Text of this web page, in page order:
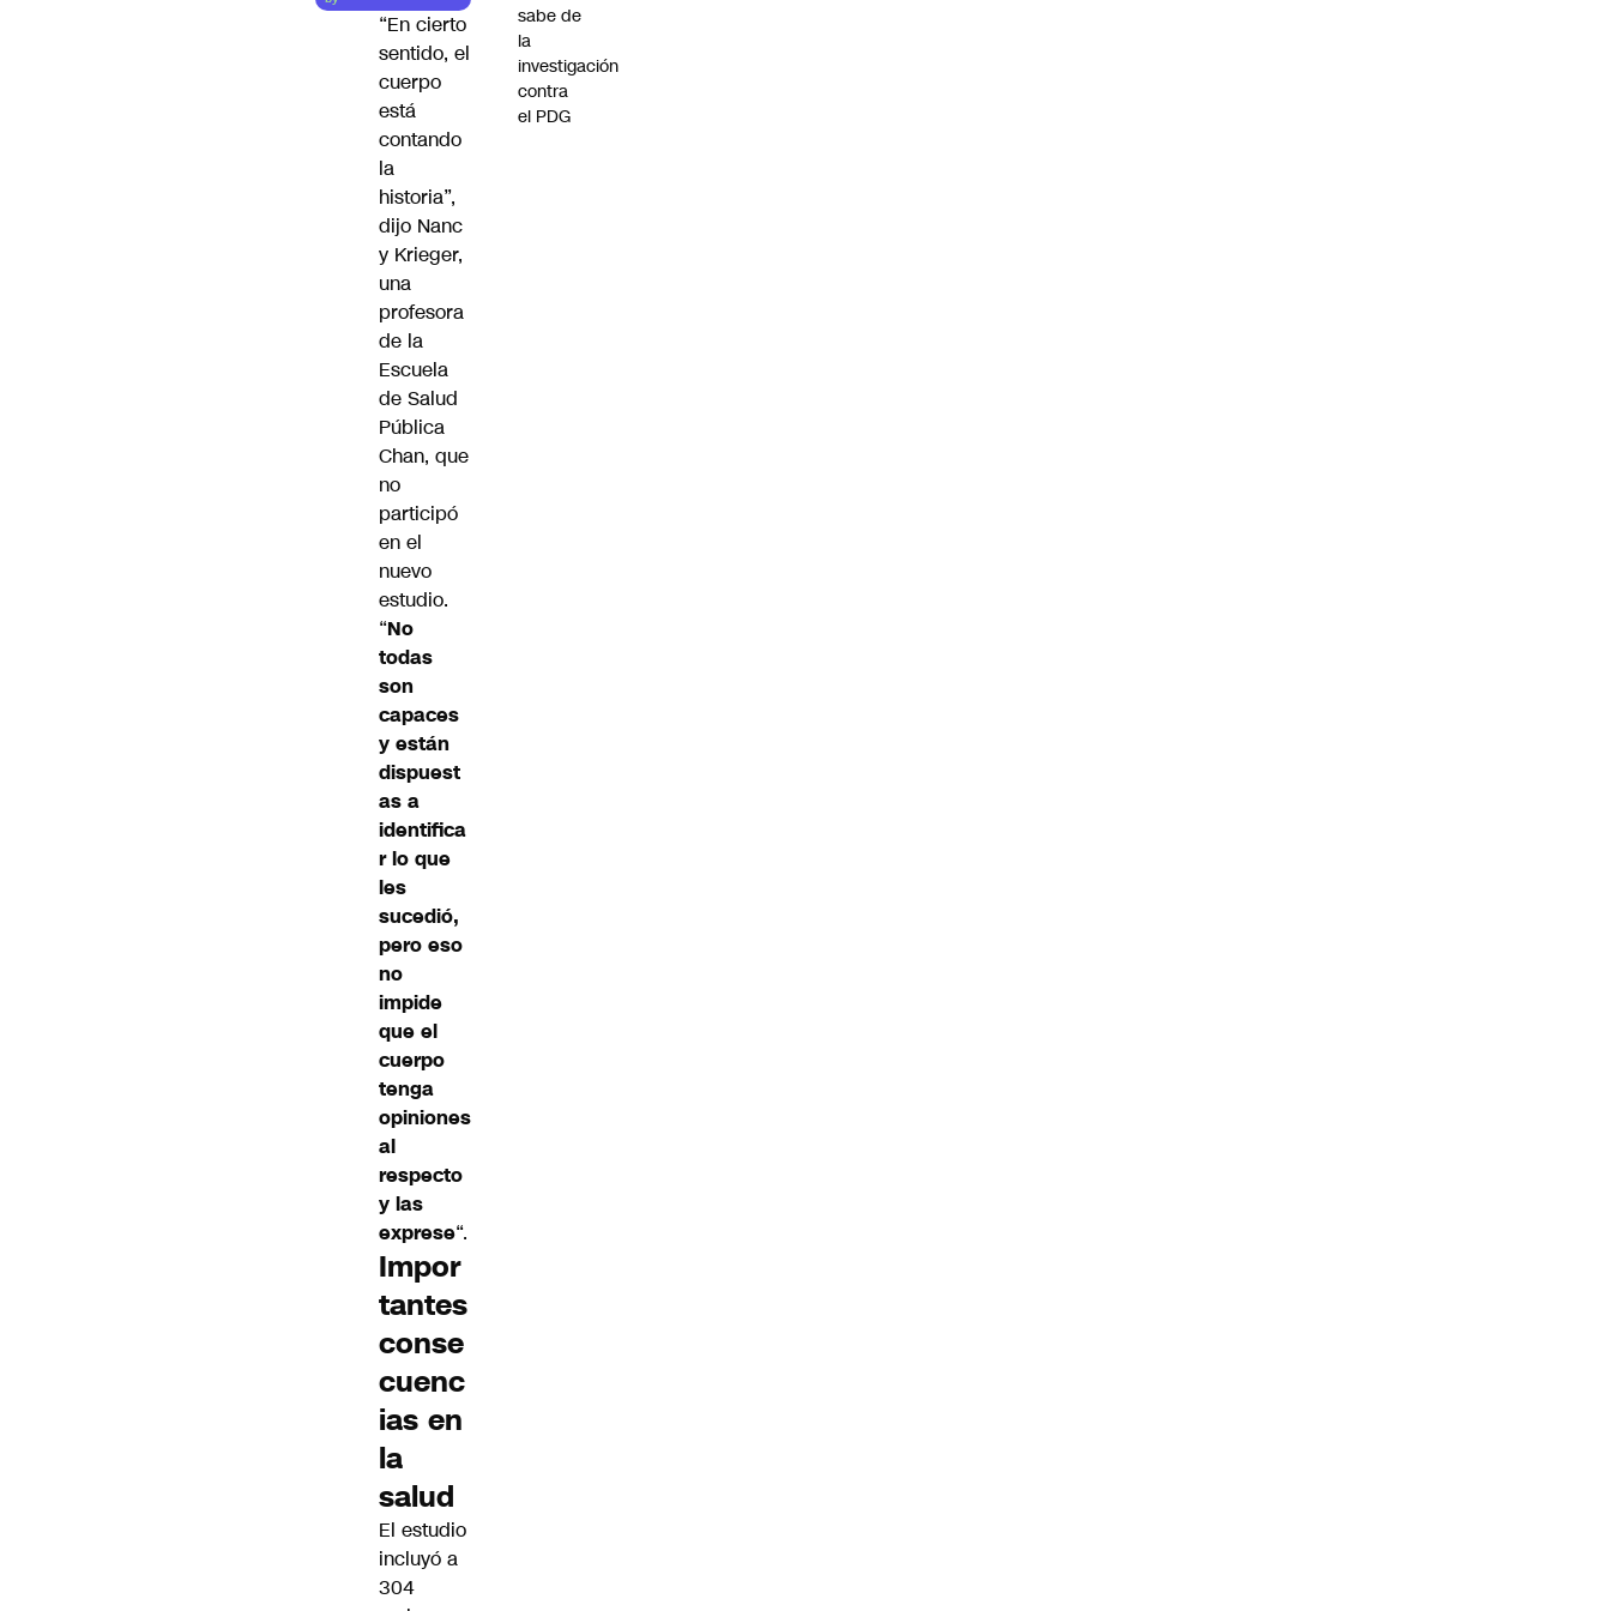
“En cierto
sentido, el
cuerpo
está
contando
la
historia”,
dijo Nanc
y Krieger,
una
profesora
de la
Escuela
de Salud
Pública
Chan, que
no
participó
en el
nuevo
estudio.
“No
todas
son
capaces
y están
dispuest
as a
identifica
r lo que
les
sucedió,
pero eso
no
impide
que el
cuerpo
tenga
opiniones
al
respecto
y las
exprese“.
Impor
tantes
conse
cuenc
ias en
la
salud
El estudio
incluyó a
304
sabe de
la
investigación
contra
el PDG